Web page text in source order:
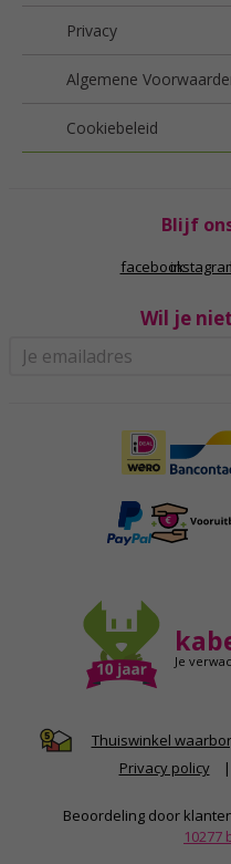
Privacy
Algemene
Cookiebeleid
Blijf
facebook
Wil je
Je
Thuiswinkel
Privacy policy
|
Beoordeling door
10277